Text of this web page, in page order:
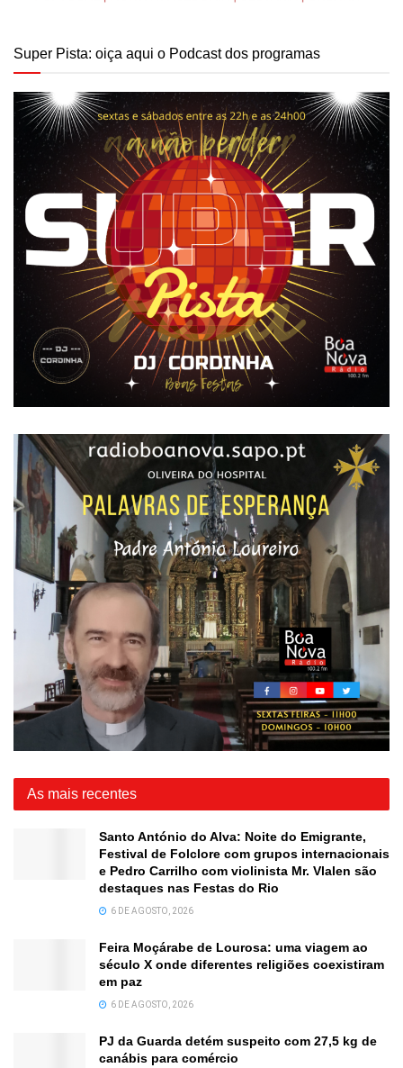
Super Pista: oiça aqui o Podcast dos programas
As mais recentes
Santo António do Alva: Noite do Emigrante,
Festival de Folclore com grupos internacionais
e Pedro Carrilho com violinista Mr. Vlalen são
destaques nas Festas do Rio
6 DE AGOSTO, 2026
Feira Moçárabe de Lourosa: uma viagem ao
século X onde diferentes religiões coexistiram
em paz
6 DE AGOSTO, 2026
PJ da Guarda detém suspeito com 27,5 kg de
canábis para comércio